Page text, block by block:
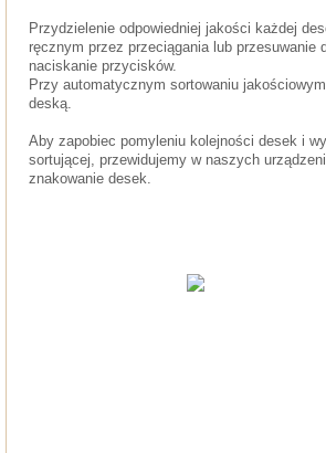
Przydzielenie odpowiedniej jakości każdej
ręcznym przez przeciągania lub
naciskanie przycisków.
Przy automatycznym sortowaniu
deską.
Aby zapobiec pomyleniu kolejności desek i
sortującej, przewidujemy w naszych
znakowanie desek.